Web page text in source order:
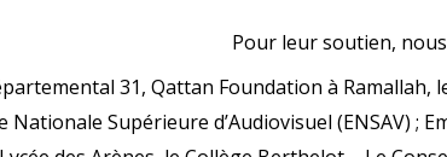
Pour leur soutien,
31, Qattan Foundation à Ramallah,
Supérieure d’Audiovisuel (ENSAV) ;